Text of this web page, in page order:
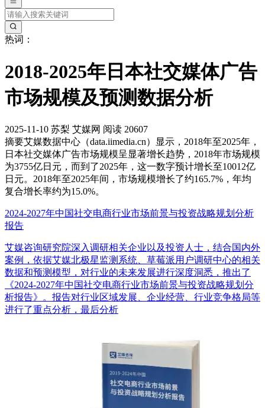
热词：
2018-2025年日本社交媒体广告
市场规模及预测数据分析
2025-11-10 苏梨 艾媒网 阅读 20607
摘要艾媒数据中心（data.iimedia.cn）显示，2018年至2025年，
日本社交媒体广告市场规模呈显著增长趋势，2018年市场规模
为3755亿日元，而到了2025年，这一数字预计增长至10012亿
日元。2018年至2025年间，市场规模增长了约165.7%，年均
复合增长率约为15.0%。
2024-2027年中国社交电商行业市场前景与投资战略规划分析
报告
艾媒咨询研究院深入调研相关企业以及投资人士，结合国内外
案例，依据艾媒北极星监测系统、草莓派用户调研中心的相关
数据和预测模型，对行业的未来发展进行深度洞悉，推出了
《2024-2027年中国社交电商行业市场前景与投资战略规划分
析报告》。报告对行业区域发展、企业经营、行业竞争格局等
进行了重点分析，最后分析